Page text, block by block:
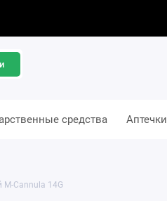
средства Аптечки
Cannula 14G